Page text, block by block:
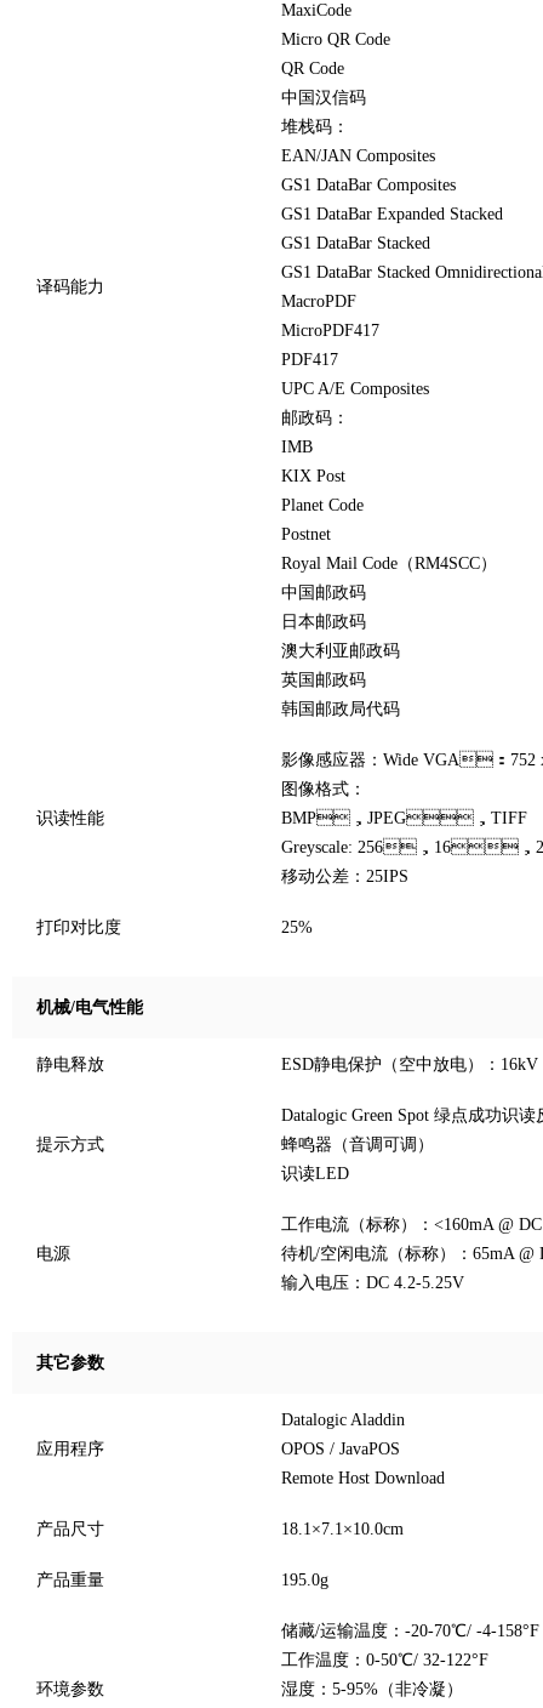
译码能力
MaxiCode
Micro QR Code
QR Code
中国汉信码
堆栈码：
EAN/JAN Composites
GS1 DataBar Composites
GS1 DataBar Expanded Stacked
GS1 DataBar Stacked
GS1 DataBar Stacked
MacroPDF
MicroPDF417
PDF417
UPC A/E Composites
邮政码：
IMB
KIX Post
Planet Code
Postnet
Royal Mail Code（RM4SCC）
中国邮政码
日本邮政码
澳大利亚邮政码
英国邮政码
韩国邮政局代码
识读性能
影像感应器：Wide VGA：752
图像格式：
BMP，JPEG，TIFF
Greyscale: 256，16，2
移动公差：25IPS
打印对比度 25%
机械/电气性能
静电释放 ESD静电保护（空中放电）：16kV
提示方式
Datalogic Green Spot 绿点成功识读
蜂鸣器（音调可调）
识读LED
电源
工作电流（标称）：<160mA @
待机/空闲电流（标称）：65mA
输入电压：DC 4.2-5.25V
其它参数
应用程序
Datalogic Aladdin
OPOS / JavaPOS
Remote Host Download
产品尺寸 18.1×7.1×10.0cm
产品重量 195.0g
环境参数
储藏/运输温度：-20-70℃/ -4-158°F
工作温度：0-50℃/ 32-122°F
湿度：5-95%（非冷凝）